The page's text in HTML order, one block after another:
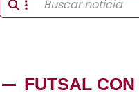
FUTSAL